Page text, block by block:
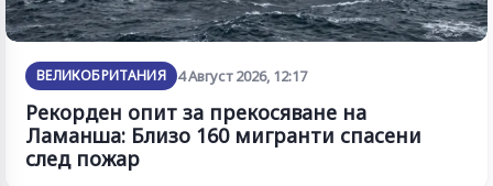
ВЕЛИКОБРИТАНИЯ 4 Август 2026, 12:17
Рекорден опит за прекосяване на
Ламанша: Близо 160 мигранти спасени
след пожар